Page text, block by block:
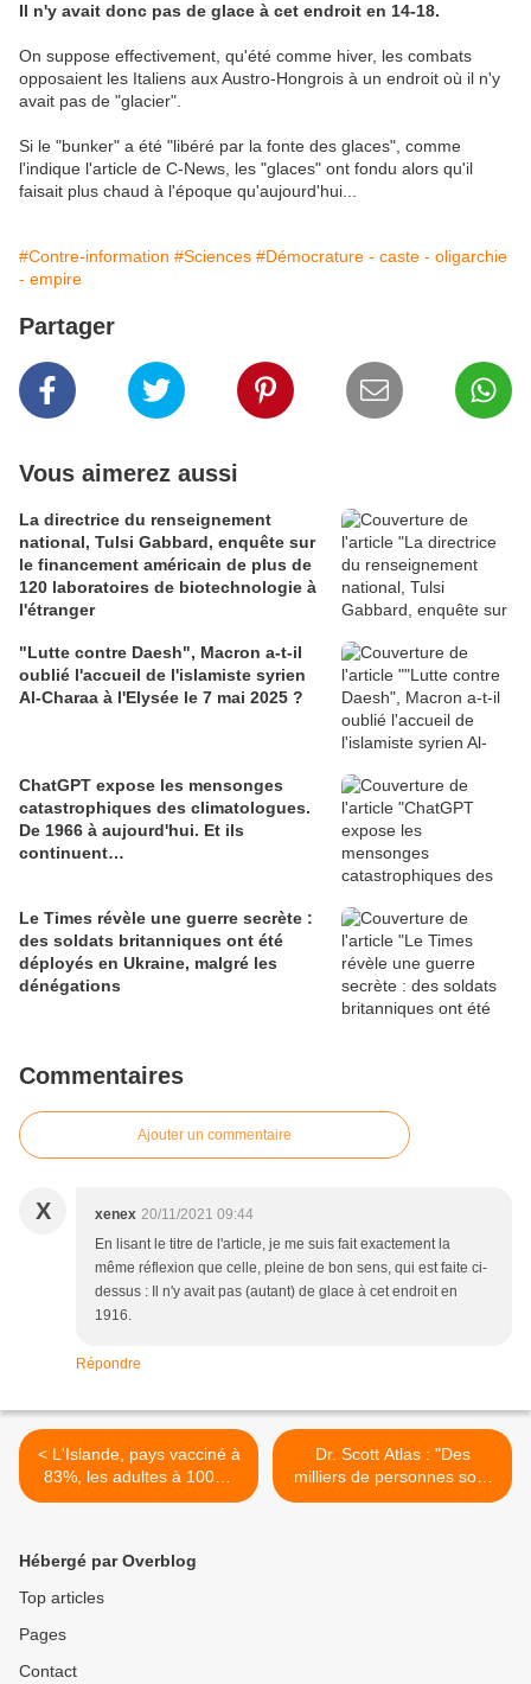
Il n'y avait donc pas de glace à cet endroit en 14-18.
On suppose effectivement, qu'été comme hiver, les combats
opposaient les Italiens aux Austro-Hongrois à un endroit où il n'y
avait pas de "glacier".
Si le "bunker" a été "libéré par la fonte des glaces", comme
l'indique l'article de C-News, les "glaces" ont fondu alors qu'il
faisait plus chaud à l'époque qu'aujourd'hui...
#Contre-information #Sciences #Démocrature - caste - oligarchie
- empire
Partager
Vous aimerez aussi
La directrice du renseignement
national, Tulsi Gabbard, enquête sur
le financement américain de plus de
120 laboratoires de biotechnologie à
l'étranger
"Lutte contre Daesh", Macron a-t-il
oublié l'accueil de l'islamiste syrien
Al-Charaa à l'Elysée le 7 mai 2025 ?
ChatGPT expose les mensonges
catastrophiques des climatologues.
De 1966 à aujourd'hui. Et ils
continuent…
Le Times révèle une guerre secrète :
des soldats britanniques ont été
déployés en Ukraine, malgré les
dénégations
Commentaires
Ajouter un commentaire
X xenex 20/11/2021 09:44
En lisant le titre de l'article, je me suis fait exactement la
même réflexion que celle, pleine de bon sens, qui est faite ci-
dessus : Il n'y avait pas (autant) de glace à cet endroit en
1916.
Répondre
< L'Islande, pays vacciné à
83%, les adultes à 100%,
une grande partie des
record de contamination
depuis le début de
Dr. Scott Atlas : "Des
milliers de personnes sont
mortes inutilement de
Hébergé par Overblog
Top articles
Pages
Contact